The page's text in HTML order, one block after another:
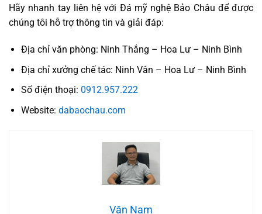
Hãy nhanh tay liên hệ với Đá mỹ nghệ Bảo Châu để được
chúng tôi hỗ trợ thông tin và giải đáp:
Địa chỉ văn phòng: Ninh Thắng – Hoa Lư – Ninh Bình
Địa chỉ xưởng chế tác: Ninh Vân – Hoa Lư – Ninh Bình
Số điện thoại: 0912.957.222
Website: dabaochau.com
Văn Nam